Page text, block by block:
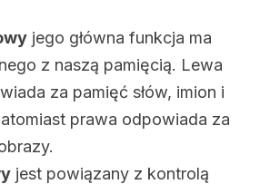
jego główna funkcja ma
z naszą pamięcią. Lewa
za pamięć słów, imion i
prawa odpowiada za
jest powiązany z kontrolą